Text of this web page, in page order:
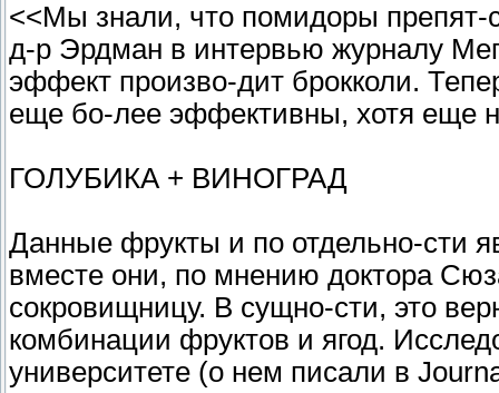
<<Мы знали, что помидоры препят-
д-р Эрдман в интервью журналу
эффект произво-дит брокколи.
еще бо-лее эффективны, хотя еще
ГОЛУБИКА + ВИНОГРАД
Данные фрукты и по отдельно-сти
вместе они, по мнению доктора
сокровищницу. В сущно-сти, это
комбинации фруктов и ягод.
университете (о нем писали в